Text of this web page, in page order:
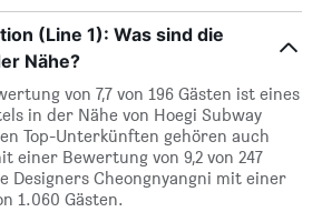
(Line 1): Was sind die
Nähe?
von 7,7 von 196 Gästen ist eines
in der Nähe von Hoegi Subway
Top-Unterkünften gehören auch
einer Bewertung von 9,2 von 247
Designers Cheongnyangni mit einer
1.060 Gästen.